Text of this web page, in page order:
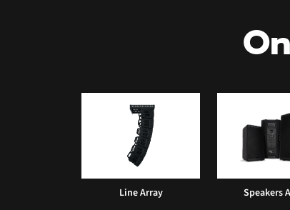
Line Array Speakers